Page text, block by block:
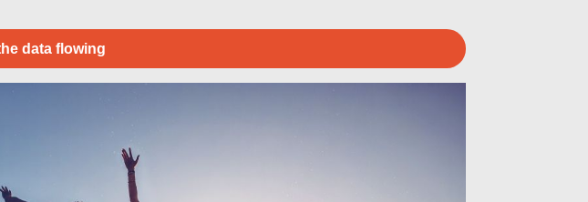
data flowing